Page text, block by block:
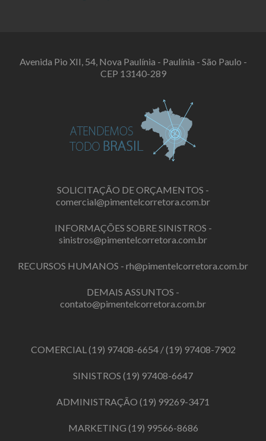
Avenida Pio XII, 54, Nova Paulínia - Paulínia - São Paulo -
CEP 13140-289
SOLICITAÇÃO DE ORÇAMENTOS -
comercial@pimentelcorretora.com.br
INFORMAÇÕES SOBRE SINISTROS -
sinistros@pimentelcorretora.com.br
RECURSOS HUMANOS - rh@pimentelcorretora.com.br
DEMAIS ASSUNTOS -
contato@pimentelcorretora.com.br
COMERCIAL(19) 97408-6654/(19) 97408-7902
SINISTROS (19) 97408-6647
ADMINISTRAÇÃO (19) 99269-3471
MARKETING (19) 99566-8686